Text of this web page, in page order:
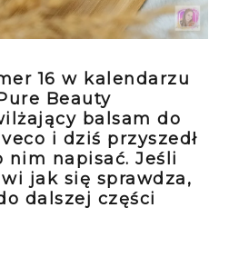
16 w kalendarzu
Beauty
balsam do
i dziś przyszedł
nim napisać. Jeśli
jak się sprawdza,
dalszej części